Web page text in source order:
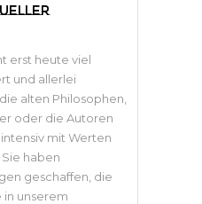
erst heute viel
und allerlei
alten Philosophen,
oder die Autoren
mit Werten
haben
geschaffen, die
in unserem